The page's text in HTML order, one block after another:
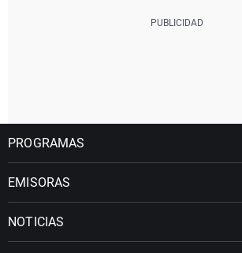
PROGRAMAS
EMISORAS
NOTICIAS